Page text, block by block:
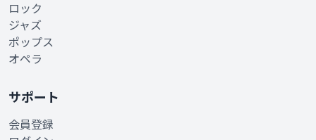
ロック
ジャズ
ポップス
オペラ
サポート
会員登録